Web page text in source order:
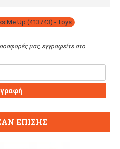
Me Up (413743) - Toys
μας, εγγραφείτε στο
ΕΠΊΣΗΣ